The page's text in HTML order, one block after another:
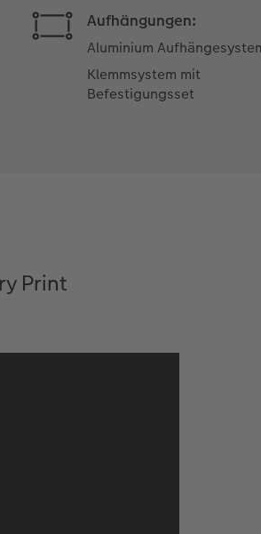
Aufhängungen:
Aluminium
Klemmsystem mit
Befestigungsset
Print